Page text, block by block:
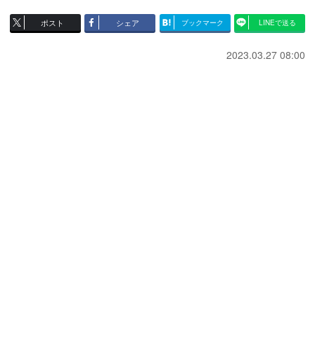
ポスト シェア ブックマーク LINEで送る
2023.03.27 08:00